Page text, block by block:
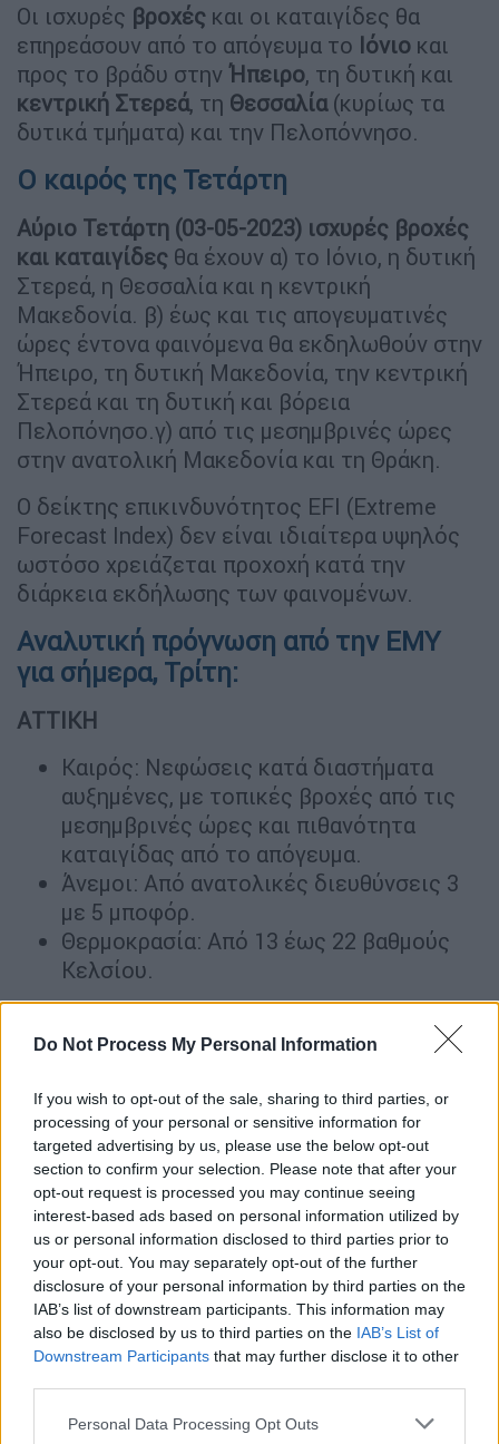
Do Not Process My Personal Information
If you wish to opt-out of the sale, sharing to third parties, or
processing of your personal or sensitive information for
targeted advertising by us, please use the below opt-out
section to confirm your selection. Please note that after your
opt-out request is processed you may continue seeing
interest-based ads based on personal information utilized by
us or personal information disclosed to third parties prior to
your opt-out. You may separately opt-out of the further
disclosure of your personal information by third parties on the
IAB’s list of downstream participants. This information may
also be disclosed by us to third parties on the IAB’s List of
Downstream Participants that may further disclose it to other
Please note that this website/app uses one or more Google
Personal Data Processing Opt Outs
Οι ισχυρές βροχές και οι καταιγίδες θα
επηρεάσουν από το απόγευμα το Ιόνιο και
προς το βράδυ στην Ήπειρο, τη δυτική και
κεντρική Στερεά, τη Θεσσαλία(κυρίως τα
δυτικά τμήματα) και την Πελοπόννησο.
Ο καιρός της Τετάρτη
Αύριο Τετάρτη (03-05-2023) ισχυρές βροχές
και καταιγίδες θα έχουν α) το Ιόνιο, η δυτική
Στερεά, η Θεσσαλία και η κεντρική
Μακεδονία. β) έως και τις απογευματινές
ώρες έντονα φαινόμενα θα εκδηλωθούν στην
Ήπειρο, τη δυτική Μακεδονία, την κεντρική
Στερεά και τη δυτική και βόρεια
Πελοπόνησο.γ) από τις μεσημβρινές ώρες
στην ανατολική Μακεδονία και τη Θράκη.
Ο δείκτης επικινδυνότητος EFI (Extreme
Forecast Index) δεν είναι ιδιαίτερα υψηλός
ωστόσο χρειάζεται προχοχή κατά την
διάρκεια εκδήλωσης των φαινομένων.
Αναλυτική πρόγνωση από την ΕΜΥ
για σήμερα, Τρίτη:
ΑΤΤΙΚΗ
Καιρός: Νεφώσεις κατά διαστήματα
αυξημένες, με τοπικές βροχές από τις
μεσημβρινές ώρες και πιθανότητα
καταιγίδας από το απόγευμα.
Άνεμοι: Από ανατολικές διευθύνσεις 3
με 5 μποφόρ.
Θερμοκρασία: Από 13 έως 22 βαθμούς
Κελσίου.
Καιρός: Νεφώσεις με τοπικές βροχές
από το βράδυ.
Άνεμοι: Ανατολικοί νοτιοανατολικοί 3
με 4 μποφόρ.
Θερμοκρασία: Από 11 έως 21 βαθμούς
Κελσίου.
ΜΑΚΕΔΟΝΙΑ, ΘΡΑΚΗ
Καιρός: Στη δυτική και την κεντρική
Μακεδονία αυξημένες νεφώσεις με
τοπικές βροχές από το μεσημέρι. Στην
ανατολική Μακεδονία και τη Θράκη
αραιές νεφώσεις.